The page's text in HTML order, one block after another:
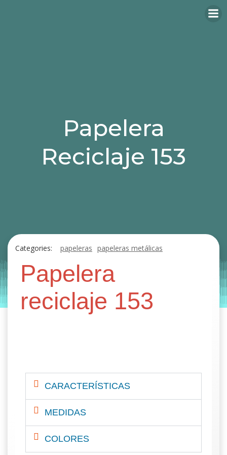
Papelera
Reciclaje 153
Categories: papeleras papeleras metálicas
Entorno | on octubre 29, 2019
Papelera
reciclaje 153
CARACTERÍSTICAS
MEDIDAS
COLORES